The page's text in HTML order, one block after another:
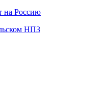
на Россию
НПЗ